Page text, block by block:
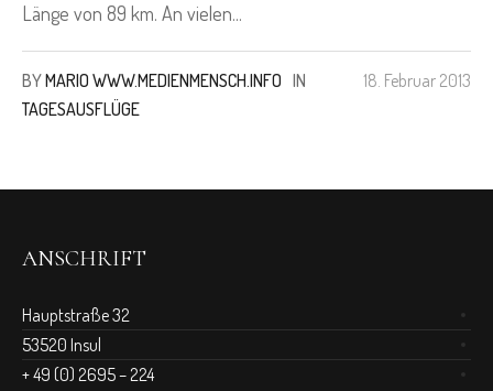
Länge von 89 km. An vielen...
18. Februar 2013
BYMARIO WWW.MEDIENMENSCH.INFO IN
TAGESAUSFLÜGE
ANSCHRIFT
Hauptstraße 32
53520 Insul
+ 49 (0) 2695 – 224